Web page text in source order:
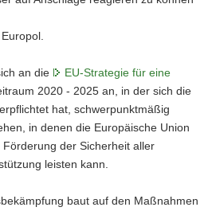
an die
EU-Strategie für eine
2020 - 2025 an, in der sich die
hat, schwerpunktmäßig
in denen die Europäische Union
der Sicherheit aller
leisten kann.
baut auf den Maßnahmen